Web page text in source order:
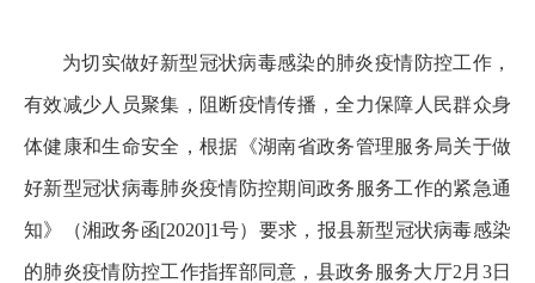
为切实做好新型冠状病毒感染的肺炎疫情防控工作，
有效减少人员聚集，阻断疫情传播，全力保障人民群众身
体健康和生命安全，根据《湖南省政务管理服务局关于做
好新型冠状病毒肺炎疫情防控期间政务服务工作的紧急通
知》（湘政务函[2020]1号）要求，报县新型冠状病毒感染
的肺炎疫情防控工作指挥部同意，县政务服务大厅2月3日